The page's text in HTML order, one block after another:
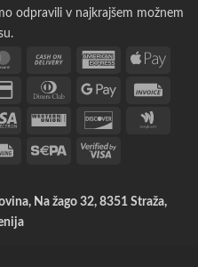
odpravili v najkrajšem možnem
MasterCardCash
Delivery
AmericanApple
Credit
2
Dinners
Club
Google
Visa
Western
Discover
Rechung Sepa
Visa
Na žago 32, 8351 Straža,